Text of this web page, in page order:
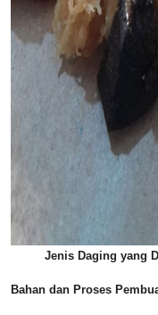
Jenis Daging yang
Bahan dan Proses